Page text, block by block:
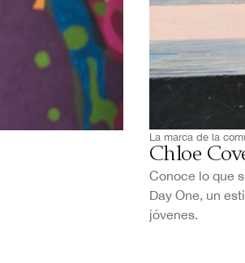
La marca de la
Chloe
Conoce lo que
Day One, un
jóvenes.